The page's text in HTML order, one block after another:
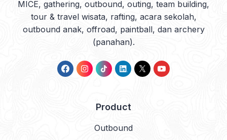
MICE, gathering, outbound, outing, team building,
tour & travel wisata, rafting, acara sekolah,
outbound anak, offroad, paintball, dan archery
(panahan).
Product
Outbound